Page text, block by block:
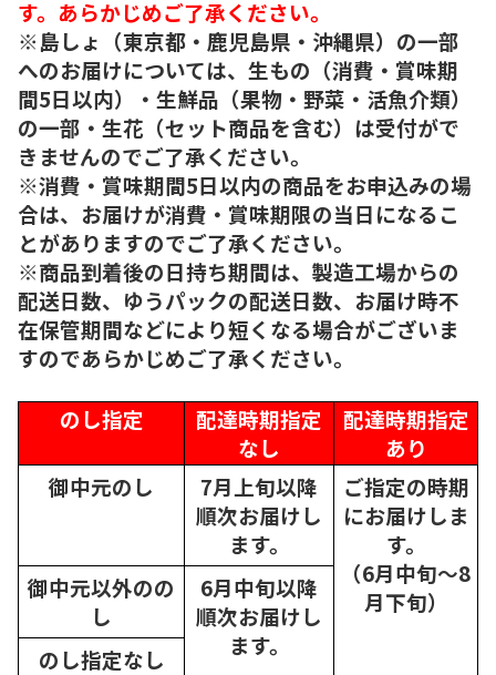
す。あらかじめご了承ください。
※島しょ（東京都・鹿児島県・沖縄県）の一部
へのお届けについては、生もの（消費・賞味期
間5日以内）・生鮮品（果物・野菜・活魚介類）
の一部・生花（セット商品を含む）は受付がで
きませんのでご了承ください。
※消費・賞味期間5日以内の商品をお申込みの場
合は、お届けが消費・賞味期限の当日になるこ
とがありますのでご了承ください。
※商品到着後の日持ち期間は、製造工場からの
配送日数、ゆうパックの配送日数、お届け時不
在保管期間などにより短くなる場合がございま
すのであらかじめご了承ください。
のし指定
配達時期指定
なし
配達時期指定
あり
御中元のし
7月上旬以降
順次お届けし
ます。
ご指定の時期
にお届けしま
す。
（6月中旬～8
月下旬）
御中元以外のの
し
6月中旬以降
順次お届けし
ます。
のし指定なし